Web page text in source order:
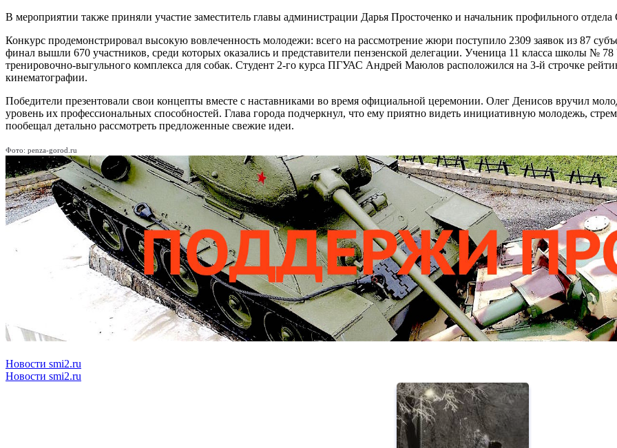
В мероприятии также приняли участие заместитель главы администрации Дарья Просточенко и начальник профильного отдела
Конкурс продемонстрировал высокую вовлеченность молодежи: всего на рассмотрение жюри поступило 2309 заявок из 87
финал вышли 670 участников, среди которых оказались и представители пензенской делегации. Ученица 11 класса школы № 78
тренировочно-выгульного комплекса для собак. Студент 2-го курса ПГУАС Андрей Маюлов расположился на 3-й строчке
кинематографии.
Победители презентовали свои концепты вместе с наставниками во время официальной церемонии. Олег Денисов вручил
уровень их профессиональных способностей. Глава города подчеркнул, что ему приятно видеть инициативную молодежь,
пообещал детально рассмотреть предложенные свежие идеи.
Фото: penza-gorod.ru
Новости smi2.ru
Новости smi2.ru